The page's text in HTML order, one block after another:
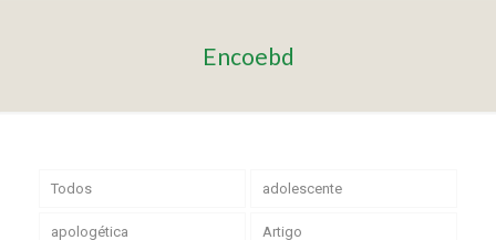
Encoebd
Todos adolescente
apologética Artigo